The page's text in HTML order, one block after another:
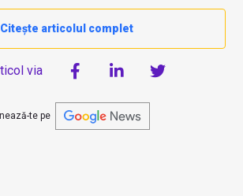
Citește articolul complet
via
te pe